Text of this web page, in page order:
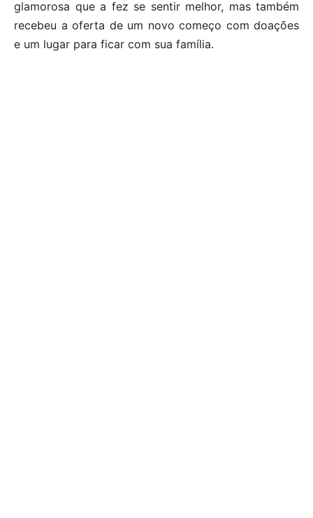
glamorosa que a fez se sentir melhor, mas também
recebeu a oferta de um novo começo com doações
e um lugar para ficar com sua família.